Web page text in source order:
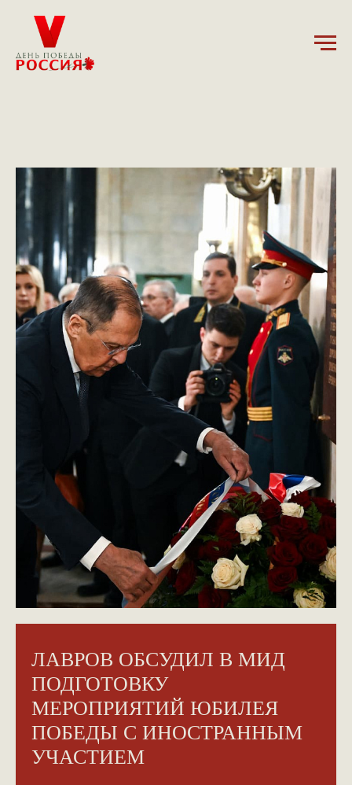
ЛАВРОВ ОБСУДИЛ В МИД
ПОДГОТОВКУ
МЕРОПРИЯТИЙ ЮБИЛЕЯ
ПОБЕДЫ С ИНОСТРАННЫМ
УЧАСТИЕМ